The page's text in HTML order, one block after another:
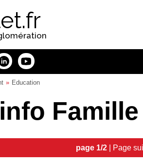
Education
Famille
page 1/2 | Page